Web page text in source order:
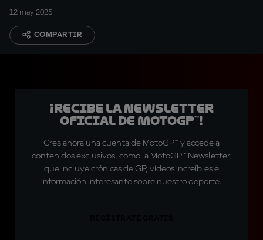
12 may 2025
COMPARTIR
¡Recibe la Newsletter
oficial de MotoGP™!
Crea ahora una cuenta de MotoGP™ y accede a
contenidos exclusivos, como la MotoGP™ Newsletter,
que incluye crónicas de GP, vídeos increíbles e
información interesante sobre nuestro deporte.